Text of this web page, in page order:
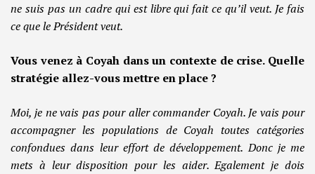
ne suis pas un cadre qui est libre qui fait ce qu’il veut. Je fais
ce que le Président veut.
Vous venez à Coyah dans un contexte de crise. Quelle
stratégie allez-vous mettre en place ?
Moi, je ne vais pas pour aller commander Coyah. Je vais pour
accompagner les populations de Coyah toutes catégories
confondues dans leur effort de développement. Donc je me
mets à leur disposition pour les aider. Egalement je dois